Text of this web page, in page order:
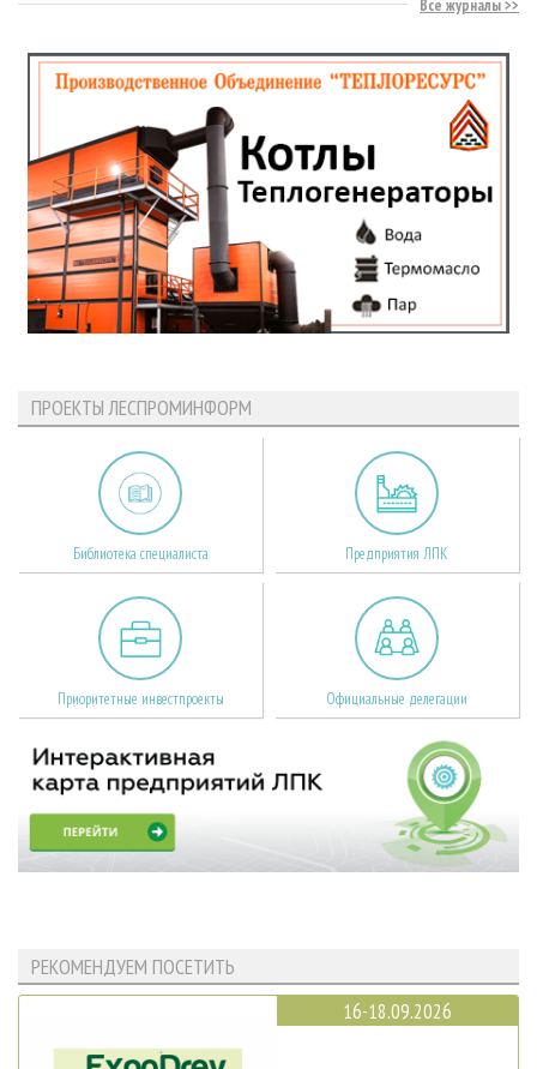
Все журналы
ПРОЕКТЫ ЛЕСПРОМИНФОРМ
Библиотека специалиста Предприятия ЛПК
Приоритетные инвестпроекты Официальные делегации
РЕКОМЕНДУЕМ ПОСЕТИТЬ
16-18.09.2026